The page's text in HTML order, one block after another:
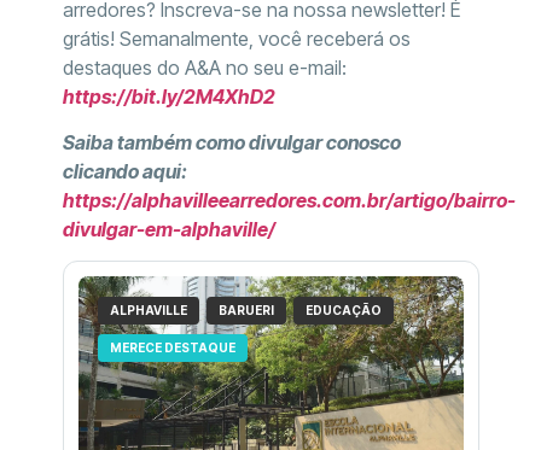
arredores? Inscreva-se na nossa newsletter! É
grátis! Semanalmente, você receberá os
destaques do A&A no seu e-mail:
https://bit.ly/2M4XhD2
Saiba também como divulgar conosco
clicando aqui:
https://alphavilleearredores.com.br/artigo/bairro-
divulgar-em-alphaville/
ALPHAVILLE BARUERI EDUCAÇÃO
MERECE DESTAQUE